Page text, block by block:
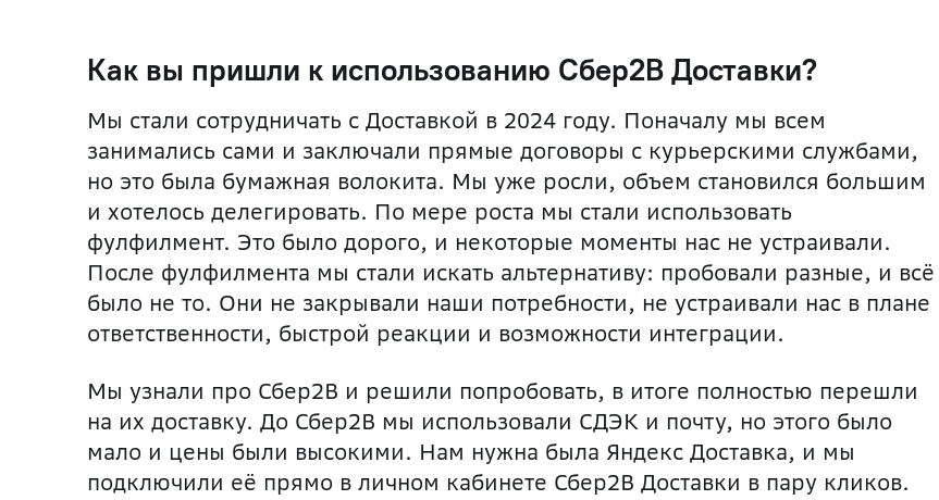
Как вы пришли к использованию Сбер2B Доставки?
Мы стали сотрудничать с Доставкой в 2024 году. Поначалу мы всем
занимались сами и заключали прямые договоры с курьерскими службами,
но это была бумажная волокита. Мы уже росли, объем становился большим
и хотелось делегировать. По мере роста мы стали использовать
фулфилмент. Это было дорого, и некоторые моменты нас не устраивали.
После фулфилмента мы стали искать альтернативу: пробовали разные, и всё
было не то. Они не закрывали наши потребности, не устраивали нас в плане
ответственности, быстрой реакции и возможности интеграции.
Мы узнали про Сбер2B и решили попробовать, в итоге полностью перешли
на их доставку. До Сбер2B мы использовали СДЭК и почту, но этого было
мало и цены были высокими. Нам нужна была Яндекс Доставка, и мы
подключили её прямо в личном кабинете Сбер2B Доставки в пару кликов.